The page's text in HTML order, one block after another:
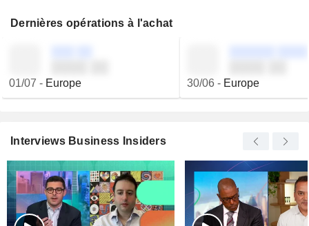
Dernières opérations à l'achat
01/07 - Europe 30/06- Europe
Interviews Business Insiders